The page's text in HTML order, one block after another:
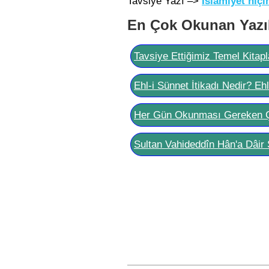
En Çok Okunan
Tavsiye Ettiğimiz Temel
Ehl-i Sünnet İtikadı Nedir?
Her Gün Okunması Gereken
Sultan Vahideddîn Hân'a Dâir